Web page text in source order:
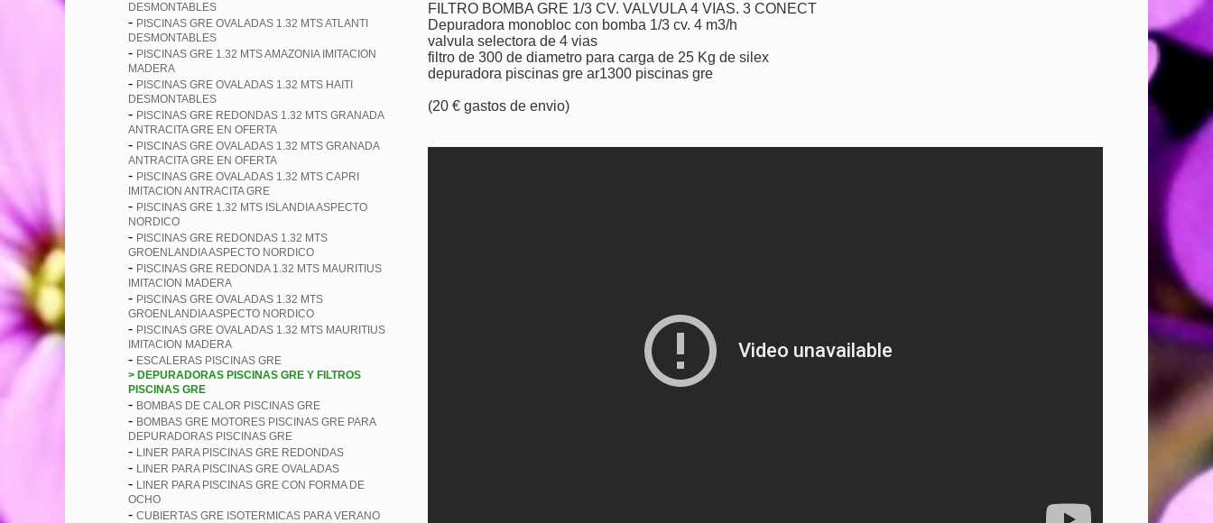
DESMONTABLES
- PISCINAS GRE OVALADAS 1.32 MTS ATLANTI
DESMONTABLES
- PISCINAS GRE 1.32 MTS AMAZONIA IMITACION
MADERA
- PISCINAS GRE OVALADAS 1.32 MTS HAITI
DESMONTABLES
- PISCINAS GRE REDONDAS 1.32 MTS GRANADA
ANTRACITA GRE EN OFERTA
- PISCINAS GRE OVALADAS 1.32 MTS GRANADA
ANTRACITA GRE EN OFERTA
- PISCINAS GRE OVALADAS 1.32 MTS CAPRI
IMITACION ANTRACITA GRE
- PISCINAS GRE 1.32 MTS ISLANDIA ASPECTO
NORDICO
- PISCINAS GRE REDONDAS 1.32 MTS
GROENLANDIA ASPECTO NORDICO
- PISCINAS GRE REDONDA 1.32 MTS MAURITIUS
IMITACION MADERA
- PISCINAS GRE OVALADAS 1.32 MTS
GROENLANDIA ASPECTO NORDICO
- PISCINAS GRE OVALADAS 1.32 MTS MAURITIUS
IMITACION MADERA
- ESCALERAS PISCINAS GRE
> DEPURADORAS PISCINAS GRE Y FILTROS
PISCINAS GRE
- BOMBAS DE CALOR PISCINAS GRE
- BOMBAS GRE MOTORES PISCINAS GRE PARA
DEPURADORAS PISCINAS GRE
- LINER PARA PISCINAS GRE REDONDAS
- LINER PARA PISCINAS GRE OVALADAS
- LINER PARA PISCINAS GRE CON FORMA DE
OCHO
- CUBIERTAS GRE ISOTERMICAS PARA VERANO
FILTRO BOMBA GRE 1/3 CV. VALVULA 4 VIAS. 3 CONECT
Depuradora monobloc con bomba 1/3 cv. 4 m3/h
valvula selectora de 4 vias
filtro de 300 de diametro para carga de 25 Kg de silex
depuradora piscinas gre ar1300 piscinas gre
(20 € gastos de envio)